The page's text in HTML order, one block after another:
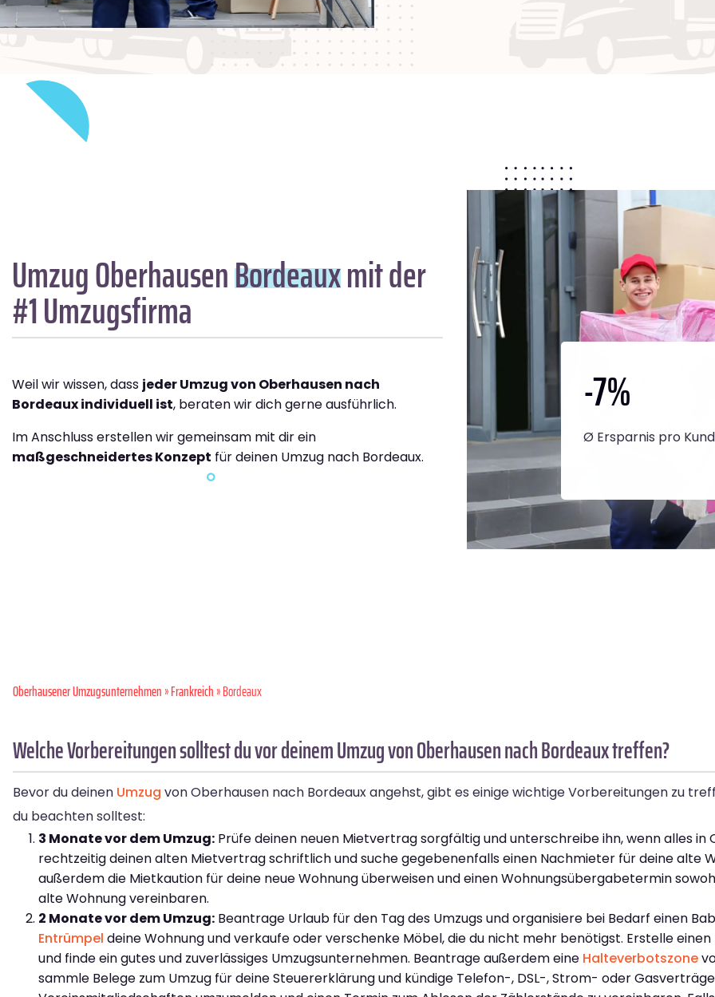
Umzug OberhausenBordeauxmit der
#1 Umzugsfirma
Weil wir wissen, dass jeder Umzug von Oberhausen nach
Bordeaux individuell ist, beraten wir dich gerne ausführlich.
Im Anschluss erstellen wir gemeinsam mit dir ein
maßgeschneidertes Konzept für deinen Umzug nach Bordeaux.
-7%
Ø Ersparnis pro
Oberhausener Umzugsunternehmen»Frankreich» Bordeaux
Welche Vorbereitungen solltest du vor deinem Umzug von Oberhausen nach Bordeaux treffen?
Bevor du deinen Umzug von Oberhausen nach Bordeaux angehst, gibt es einige wichtige Vorbereitungen zu
du beachten solltest:
3 Monate vor dem Umzug: Prüfe deinen neuen Mietvertrag sorgfältig und unterschreibe ihn, wenn alles in
rechtzeitig deinen alten Mietvertrag schriftlich und suche gegebenenfalls einen Nachmieter für deine alte
außerdem die Mietkaution für deine neue Wohnung überweisen und einen Wohnungsübergabetermin
alte Wohnung vereinbaren.
2 Monate vor dem Umzug: Beantrage Urlaub für den Tag des Umzugs und organisiere bei Bedarf einen
Entrümpel deine Wohnung und verkaufe oder verschenke Möbel, die du nicht mehr benötigst. Erstelle
und finde ein gutes und zuverlässiges Umzugsunternehmen. Beantrage außerdem eine Halteverbotszone
sammle Belege zum Umzug für deine Steuererklärung und kündige Telefon-, DSL-, Strom- oder